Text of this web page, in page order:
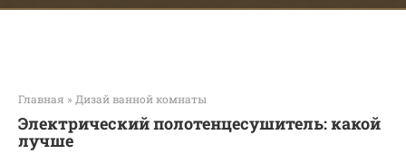
Главная » Дизай ванной комнаты
Электрический полотенцесушитель: какой
лучше